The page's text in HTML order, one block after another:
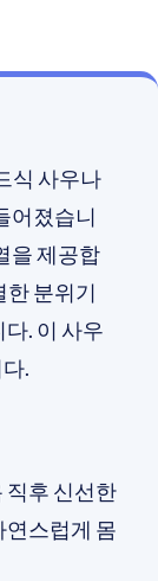
식 사우나
어졌습니
을 제공합
한 분위기
. 이 사우
.
직후 신선한
연스럽게 몸